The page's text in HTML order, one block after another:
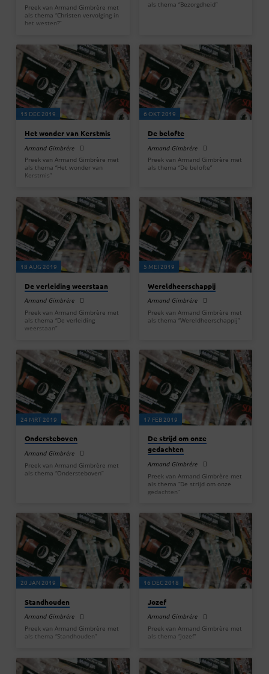
Preek van Armand Gimbrère met
als thema “Christen vervolging in
het westen?”
als thema “Bezorgdheid”
15 DEC 2019
Het wonder van Kerstmis
Armand Gimbrére
Preek van Armand Gimbrère met
als thema “Het wonder van
Kerstmis”
6 OKT 2019
De belofte
Armand Gimbrére
Preek van Armand Gimbrère met
als thema “De belofte”
18 AUG 2019
De verleiding weerstaan
Armand Gimbrére
Preek van Armand Gimbrère met
als thema “De verleiding
weerstaan”
5 MEI 2019
Wereldheerschappij
Armand Gimbrére
Preek van Armand Gimbrère met
als thema “Wereldheerschappij”
24 MRT 2019
Ondersteboven
Armand Gimbrére
Preek van Armand Gimbrère met
als thema “Ondersteboven”
17 FEB 2019
De strijd om onze
gedachten
Armand Gimbrére
Preek van Armand Gimbrère met
als thema “De strijd om onze
gedachten”
20 JAN 2019
Standhouden
Armand Gimbrére
Preek van Armand Gimbrère met
als thema “Standhouden”
16 DEC 2018
Jozef
Armand Gimbrére
Preek van Armand Gimbrère met
als thema “Jozef”